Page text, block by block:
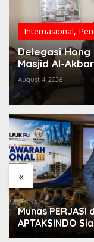
Internasional,
Delegasi
Masjid Al-
August 4, 2026
«
Munas PERJASI
APTAKSINDO
Digelar, Bahas